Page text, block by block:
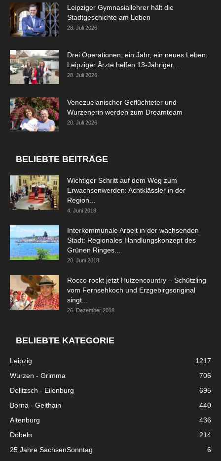
Leipziger Gymnasiallehrer hält die
Stadtgeschichte am Leben
28. Juli 2026
Drei Operationen, ein Jahr, ein neues Leben:
Leipziger Ärzte helfen 13-Jähriger...
28. Juli 2026
Venezuelanischer Geflüchteter und
Wurzenerin werden zum Dreamteam
20. Juli 2026
BELIEBTE BEITRÄGE
Wichtiger Schritt auf dem Weg zum
Erwachsenwerden: Achtklässler in der
Region...
4. Juni 2018
Interkommunale Arbeit in der wachsenden
Stadt: Regionales Handlungskonzept des
Grünen Ringes...
20. Juni 2018
Rocco rockt jetzt Hutzencountry – Schützling
vom Fernsehkoch und Erzgebirgsoriginal
singt...
26. Dezember 2018
BELIEBTE KATEGORIE
Leipzig
1217
Wurzen - Grimma
706
Delitzsch - Eilenburg
695
Borna - Geithain
440
Altenburg
436
Döbeln
214
25 Jahre SachsenSonntag
6